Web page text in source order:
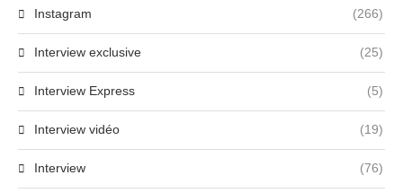
Instagram (266)
Interview exclusive (25)
Interview Express (5)
Interview vidéo (19)
Interview (76)